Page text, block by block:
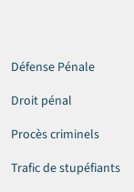
Défense Pénale
Droit pénal
Procès criminels
Trafic de stupéfiants